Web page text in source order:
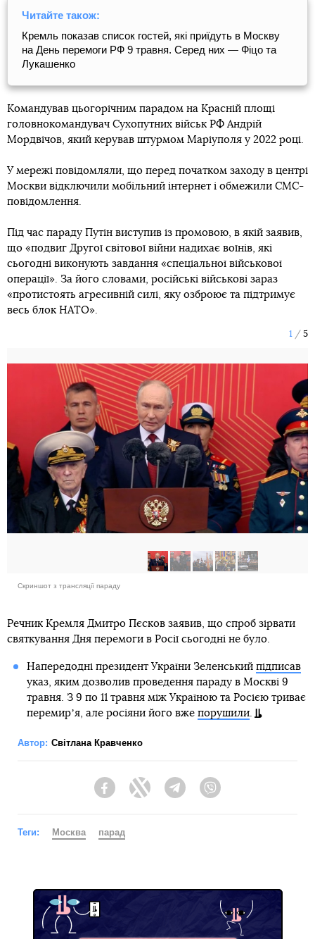
Читайте також:
Кремль показав список гостей, які приїдуть в Москву
на День перемоги РФ 9 травня. Серед них — Фіцо та
Лукашенко
Командував цьогорічним парадом на Красній площі
головнокомандувач Сухопутних військ РФ Андрій
Мордвічов, який керував штурмом Маріуполя у 2022 році.
У мережі повідомляли, що перед початком заходу в центрі
Москви відключили мобільний інтернет і обмежили СМС-
повідомлення.
Під час параду Путін виступив із промовою, в якій заявив,
що «подвиг Другої світової війни надихає воїнів, які
сьогодні виконують завдання «спеціальної військової
операції». За його словами, російські військові зараз
«протистоять агресивній силі, яку озброює та підтримує
весь блок НАТО».
1 5
Скриншот з трансляції параду
Речник Кремля Дмитро Пєсков заявив, що спроб зірвати
святкування Дня перемоги в Росії сьогодні не було.
Напередодні президент України Зеленський підписав
указ, яким дозволив проведення параду в Москві 9
травня. З 9 по 11 травня між Україною та Росією триває
перемирʼя, але росіяни його вже порушили.
Автор: Світлана Кравченко
FacebookTwitter Telegram
Теги: Москва парад